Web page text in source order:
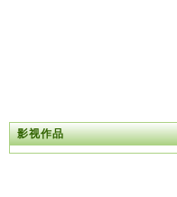
影视作品